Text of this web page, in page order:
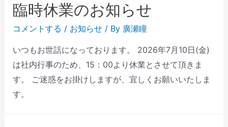
臨時休業のお知らせ
コメントする / お知らせ/ By 廣瀬瞳
いつもお世話になっております。 2026年7月10日(金)
は社内行事のため、15：00より休業とさせて頂きま
す。 ご迷惑をお掛けしますが、宜しくお願いいたしま
す。